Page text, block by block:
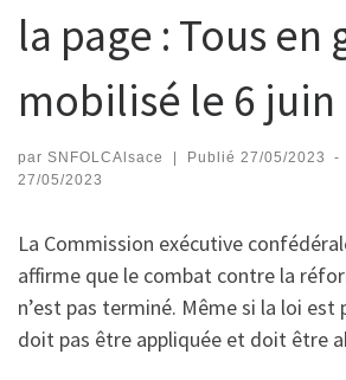
la page : Tous en
mobilisé le 6 juin
par SNFOLCAlsace Publié 27/05/2023 -
27/05/2023
La Commission exécutive
affirme que le combat contre la
n’est pas terminé. Même si la loi est
doit pas être appliquée et doit être